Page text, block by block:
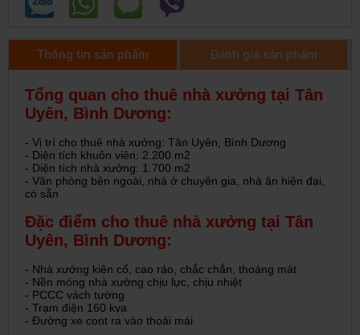
Thông tin sản phẩm Đánh giá sản phẩm
Tổng quan cho thuê nhà xưởng tại Tân
Uyên, Bình Dương:
- Vị trí cho thuê nhà xưởng: Tân Uyên, Bình Dương
- Diện tích khuôn viên: 2.200 m2
- Diện tích nhà xưởng: 1.700 m2
- Văn phòng bên ngoài, nhà ở chuyên gia, nhà ăn hiện đại,
có sẵn
Đặc điểm cho thuê nhà xưởng tại Tân
Uyên, Bình Dương:
- Nhà xưởng kiên cố, cao ráo, chắc chắn, thoáng mát
- Nền móng nhà xưởng chịu lực, chịu nhiệt
- PCCC vách tường
- Trạm điện 160 kva
- Đường xe cont ra vào thoải mái